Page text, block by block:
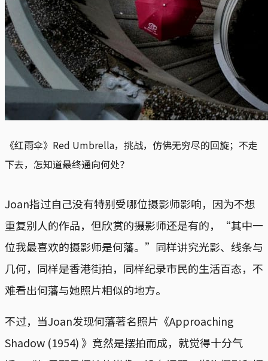
《红雨伞》Red Umbrella，挑战，仿佛无穷尽的回旋；不走
下去，怎知道最终通向何处？
Joan指过自己没有特别受哪位摄影师影响，因为不想
重复别人的作品，但欣赏的摄影师还是有的，“其中一
位我最喜欢的摄影师是何藩。”同样讲究光影、线条与
几何，同样是香港街拍，同样纪录市民的生活百态，不
难看出何藩与她照片相似的地方。
不过，当Joan发现何藩著名照片《Approaching
Shadow (1954) 》竟然是摆拍而成，就觉得十分气